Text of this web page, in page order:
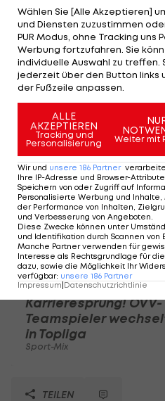
gibt der 38-Jährige
amerikanische Sparten-
einen eigenen Kanal, der
Tritt begleitet. Das letzte
Open in Hoylake hatte
entschieden.
Mehr zum
Karrieresprung! ÖVV-
Teamspieler
in Topliga
Sport-Mix
TEILEN
Wählen Sie [Alle Akzeptieren]
und Diensten zuzustimmen
PUR Modus, ohne Tracking uns
Werbung fortzufahren. Sie
individuelle Auswahl zu treffen.
jederzeit über den Button links
der Fußzeile anpassen.
ALLE
AKZEPTIEREN
Tracking und
Personalisierung
Weiter mit
Wir und unsere 186 Partner
Ihre IP-Adresse und Browser-
Speichern von oder Zugriff auf
Personalisierte Werbung und
der Performance von Inhalten,
und Verbesserung von Angeboten.
Diese Zwecke können unter
und Identifikation durch Scannen von
Manche Partner verwenden für
Interesse als Rechtsgrundlage für
dazu, sowie die Möglichkeit Ihr
verfügbar: unsere 186 Partner
Impressum Datenschutzrichtlinie